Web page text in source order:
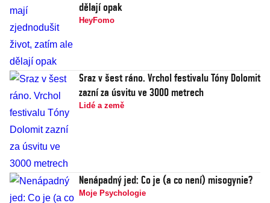
dělají opak
HeyFomo
Sraz v šest ráno. Vrchol festivalu Tóny Dolomit
zazní za úsvitu ve 3000 metrech
Lidé a země
Nenápadný jed: Co je (a co není) misogynie?
Moje Psychologie